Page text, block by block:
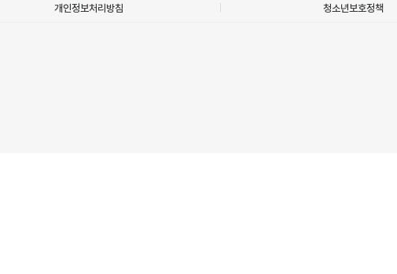
개인정보처리방침 청소년보호정책